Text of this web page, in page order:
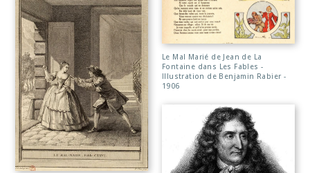
Le Mal Marié de Jean de La
Fontaine dans Les Fables -
Illustration de Benjamin Rabier -
1906